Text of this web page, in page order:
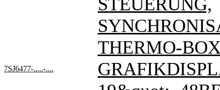
7SJ6477-.....-....
THERMO-